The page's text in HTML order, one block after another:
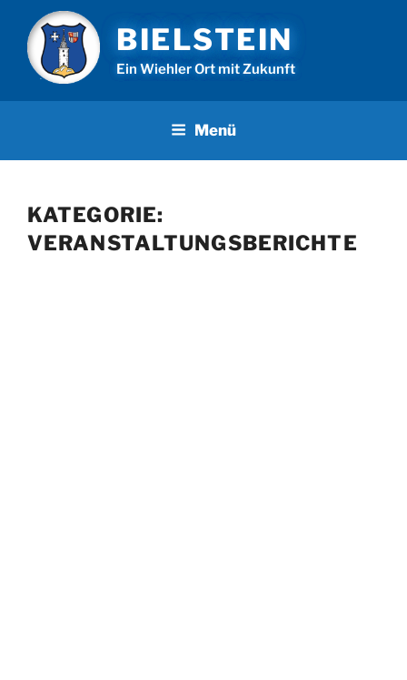
Inhalt
springen
BIELSTEIN
Ein Wiehler Ort mit Zukunft
Menü
KATEGORIE:
VERANSTALTUNGSBERICHTE